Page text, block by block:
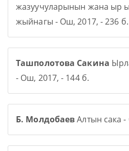
жазуучуларынын жана ыр
жыйнагы - Ош, 2017, - 236 б.
Ташполотова Сакина
- Ош, 2017, - 144 б.
Б. МолдобаевАлтын сака